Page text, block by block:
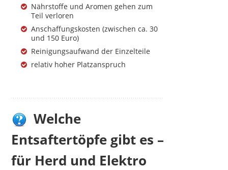
Nährstoffe und Aromen gehen zum
Teil verloren
Anschaffungskosten (zwischen ca. 30
und 150 Euro)
Reinigungsaufwand der Einzelteile
relativ hoher Platzanspruch
Welche
Entsaftertöpfe gibt es –
für Herd und Elektro